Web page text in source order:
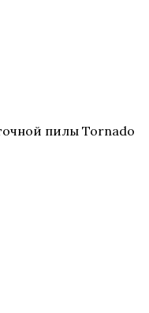
пилы Tornado